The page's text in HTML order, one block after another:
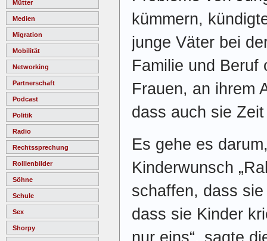
Mütter
Medien
Migration
Mobilität
Networking
Partnerschaft
Podcast
Politik
Radio
Rechtssprechung
Rolllenbilder
Söhne
Schule
Sex
Shorpy
kümmern,
junge Väter bei
Familie und Beruf
Frauen, an ihrem
dass auch sie
Es gehe es
Kinderwunsch
schaffen, dass
dass sie Kinder
nur eins“, sagte